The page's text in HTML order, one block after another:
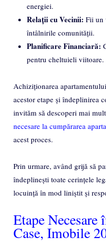
energiei.
Relații cu Vecinii: Fii un
întâlnirile comunității.
Planificare Financiară:
pentru cheltuieli viitoare.
Achiziționarea
acestor etape și îndeplinirea
invităm să descoperi mai
necesare la cumpărarea
acest proces.
Prin urmare, având grijă să
îndeplinești toate cerințele
locuință în mod liniștit și
Etape
Case, Imobile